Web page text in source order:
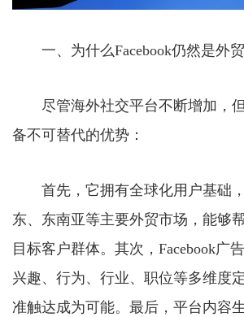
一、为什么Facebook仍然是外
尽管海外社交平台不断增加，但
备不可替代的优势：
首先，它拥有全球化用户基础，
东、东南亚等主要外贸市场，能够
目标客户群体。其次，Facebook广
兴趣、行为、行业、职位等多维度
准触达成为可能。最后，平台内容